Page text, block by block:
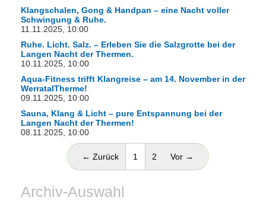
Klangschalen, Gong & Handpan – eine Nacht voller
Schwingung & Ruhe.
11.11.2025, 10:00
Ruhe. Licht. Salz. – Erleben Sie die Salzgrotte bei der
Langen Nacht der Thermen.
10.11.2025, 10:00
Aqua-Fitness trifft Klangreise – am 14. November in der
WerratalTherme!
09.11.2025, 10:00
Sauna, Klang & Licht – pure Entspannung bei der
Langen Nacht der Thermen!
08.11.2025, 10:00
← Zurück 1 (aktuell)
2 Vor →
Archiv-Auswahl